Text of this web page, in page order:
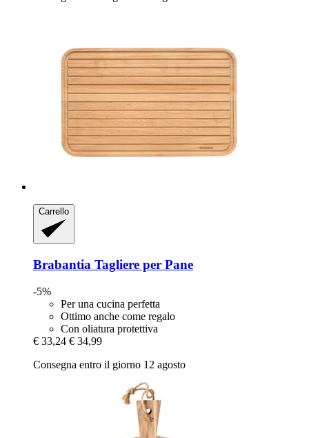
Carrello
Brabantia Tagliere per Pane
-5%
Per una cucina perfetta
Ottimo anche come regalo
Con oliatura protettiva
€ 33,24 € 34,99
Consegna entro il giorno 12 agosto